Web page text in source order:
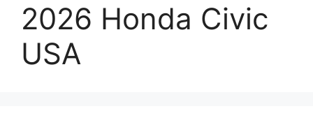
2026 Honda Civic
USA